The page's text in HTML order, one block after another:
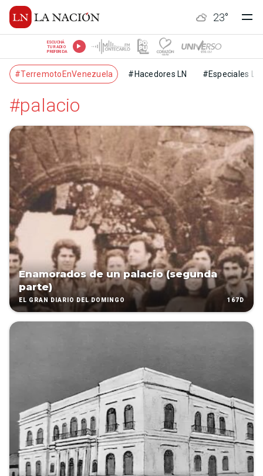
23°
ESCUCHÁ
TU RADIO
PREFERIDA
#TerremotoEnVenezuela #Hacedores LN #Especiales LN
#palacio
Enamorados de un palacio (segunda
parte)
EL GRAN DIARIO DEL DOMINGO 167D